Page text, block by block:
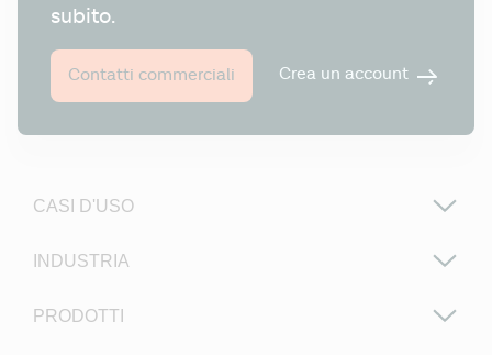
subito.
Contatti commerciali Crea un account
CASI D'USO
INDUSTRIA
PRODOTTI